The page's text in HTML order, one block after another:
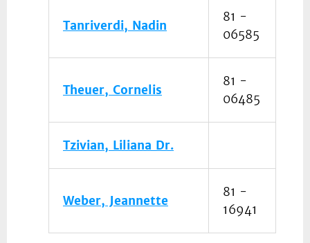
Tanriverdi, Nadin
81 -
06585
Theuer, Cornelis
81 -
06485
Tzivian, Liliana Dr.
Weber, Jeannette
81 -
16941